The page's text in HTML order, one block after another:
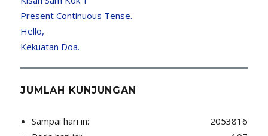
Present Continuous Tense.
Hello,
Kekuatan Doa.
JUMLAH KUNJUNGAN
2053816
Sampai hari in: